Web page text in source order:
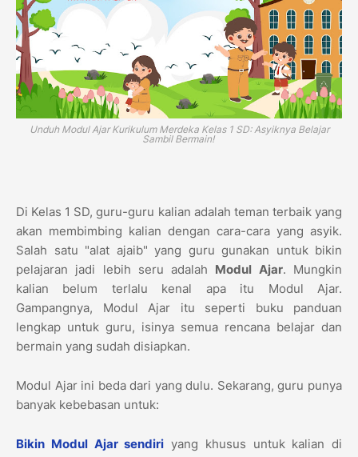
Unduh Modul Ajar Kurikulum Merdeka Kelas 1 SD: Asyiknya Belajar
Sambil Bermain!
Di Kelas 1 SD, guru-guru kalian adalah teman terbaik yang
akan membimbing kalian dengan cara-cara yang asyik.
Salah satu "alat ajaib" yang guru gunakan untuk bikin
pelajaran jadi lebih seru adalah Modul Ajar. Mungkin
kalian belum terlalu kenal apa itu Modul Ajar.
Gampangnya, Modul Ajar itu seperti buku panduan
lengkap untuk guru, isinya semua rencana belajar dan
bermain yang sudah disiapkan.
Modul Ajar ini beda dari yang dulu. Sekarang, guru punya
banyak kebebasan untuk:
Bikin Modul Ajar sendiri yang khusus untuk kalian di